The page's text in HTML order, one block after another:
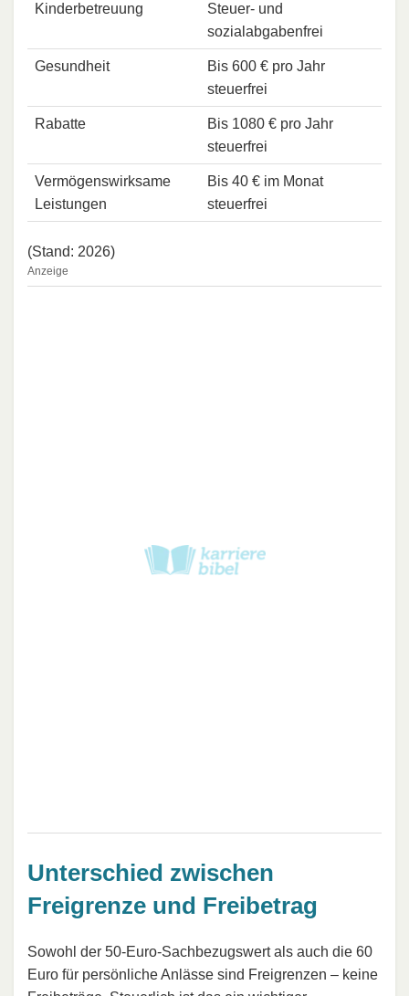
Kinderbetreuung
Steuer- und
sozialabgabenfrei
Gesundheit
Bis 600 € pro Jahr
steuerfrei
Rabatte
Bis 1080 € pro Jahr
steuerfrei
Vermögenswirksame
Leistungen
Bis 40 € im Monat
steuerfrei
(Stand: 2026)
Anzeige
Unterschied zwischen
Freigrenze und Freibetrag
Sowohl der 50-Euro-Sachbezugswert als auch die 60
Euro für persönliche Anlässe sind Freigrenzen – keine